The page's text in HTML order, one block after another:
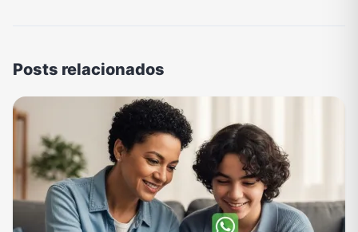
Posts relacionados